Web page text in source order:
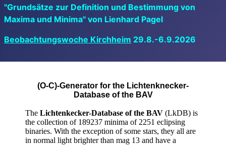
"Grundsätze zur Definition und Bestimmung von
Maxima und Minima" von Lienhard Pagel
Beobachtungswoche Kirchheim 29.8.-6.9.2026